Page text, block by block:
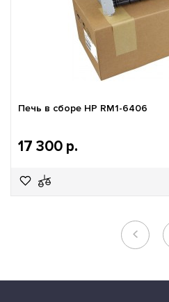
Печь в сборе HP RM1-6406
17 300 р.